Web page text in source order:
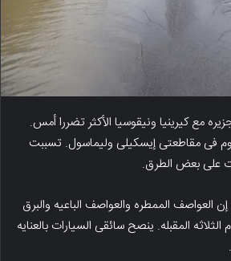
مع کیرینیا ونیقوسیا الأکثر تضررا أمس.
فی مقاطعتی إیسکیلی ولیماسول. تسببت
على بعض الطرق.
العواصف الممطره والعواصف الباعیه والبرق
المقبله. ینصح سائقی السیارات بالعنایه